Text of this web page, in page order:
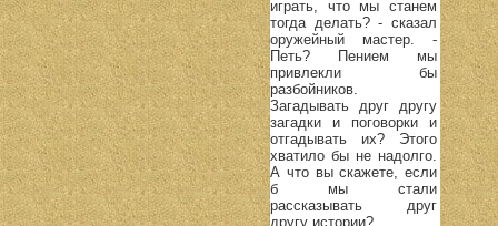
играть, что мы станем
тогда делать? - сказал
оружейный мастер. -
Петь? Пением мы
привлекли бы
разбойников.
Загадывать друг другу
загадки и поговорки и
отгадывать их? Этого
хватило бы не надолго.
А что вы скажете, если
б мы стали
рассказывать друг
другу истории?